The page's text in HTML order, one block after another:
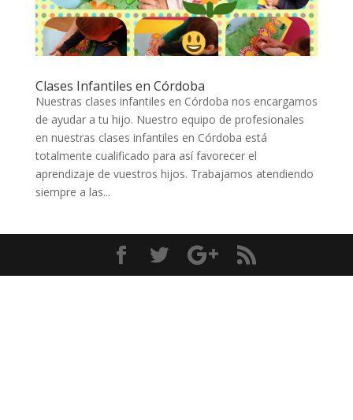
Clases Infantiles en Córdoba
Nuestras clases infantiles en Córdoba nos encargamos
de ayudar a tu hijo. Nuestro equipo de profesionales
en nuestras clases infantiles en Córdoba está
totalmente cualificado para así favorecer el
aprendizaje de vuestros hijos. Trabajamos atendiendo
siempre a las...